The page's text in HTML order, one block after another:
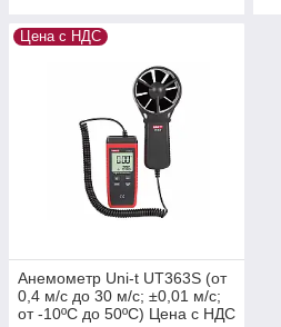
Цена с НДС
Анемометр Uni-t UT363S (от
0,4 м/с до 30 м/с; ±0,01 м/с;
от -10ºC до 50ºC) Цена с НДС